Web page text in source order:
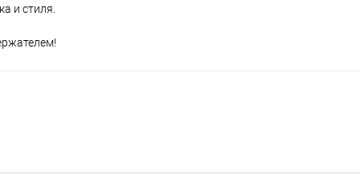
и стиля.